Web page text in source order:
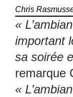
Chris
«
important
sa soirée
remarque
«